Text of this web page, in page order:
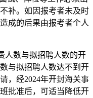
补。如因报考者未及时
成的后果由报考者个人
人数与拟招聘人数的开
与拟招聘人数达不到开
，经2024年开封海关事
批准后，可适当降低开